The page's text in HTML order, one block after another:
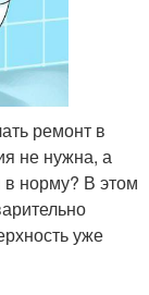
ремонт в
не нужна, а
норму? В этом
уже